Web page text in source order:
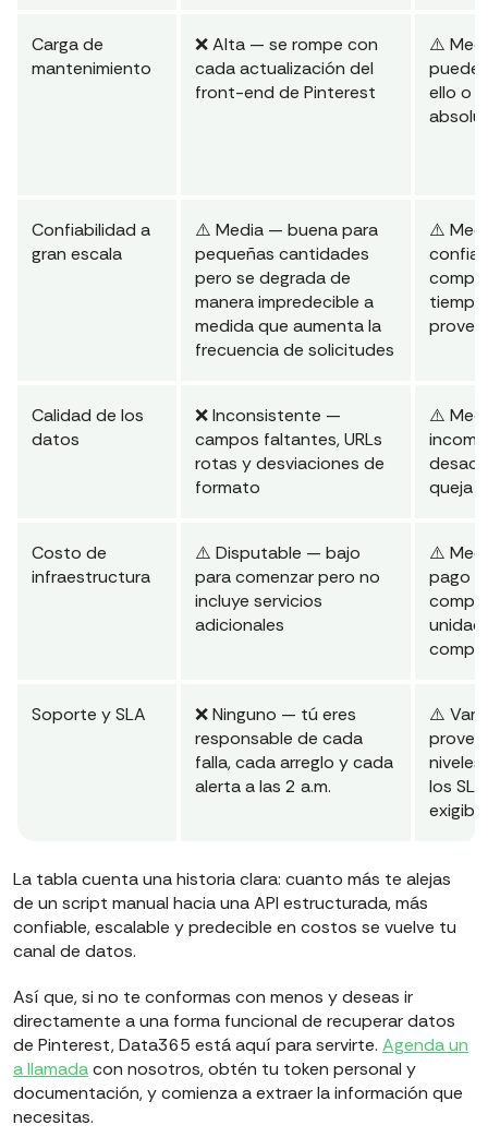
Carga de
mantenimiento
❌ Alta — se rompe con
cada actualización del
front-end de Pinterest
⚠️
puede
ello o
Confiabilidad a
gran escala
⚠️ Media — buena para
pequeñas cantidades
pero se degrada de
manera impredecible a
medida que aumenta la
frecuencia de solicitudes
⚠️
Calidad de los
datos
❌ Inconsistente —
campos faltantes, URLs
rotas y desviaciones de
formato
⚠️
queja
Costo de
infraestructura
⚠️ Disputable — bajo
para comenzar pero no
incluye servicios
adicionales
⚠️
pago
Soporte y SLA
❌ Ninguno — tú eres
responsable de cada
falla, cada arreglo y cada
alerta a las 2 a.m.
⚠️
los
La tabla cuenta una historia clara: cuanto más te alejas
de un script manual hacia una API estructurada, más
confiable, escalable y predecible en costos se vuelve tu
canal de datos.
Así que, si no te conformas con menos y deseas ir
directamente a una forma funcional de recuperar datos
de Pinterest, Data365 está aquí para servirte. Agenda un
a llamadacon nosotros, obtén tu token personal y
documentación, y comienza a extraer la información que
necesitas.